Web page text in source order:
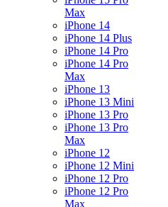
Max
iPhone 14
iPhone 14 Plus
iPhone 14 Pro
iPhone 14 Pro
Max
iPhone 13
iPhone 13 Mini
iPhone 13 Pro
iPhone 13 Pro
Max
iPhone 12
iPhone 12 Mini
iPhone 12 Pro
iPhone 12 Pro
Max